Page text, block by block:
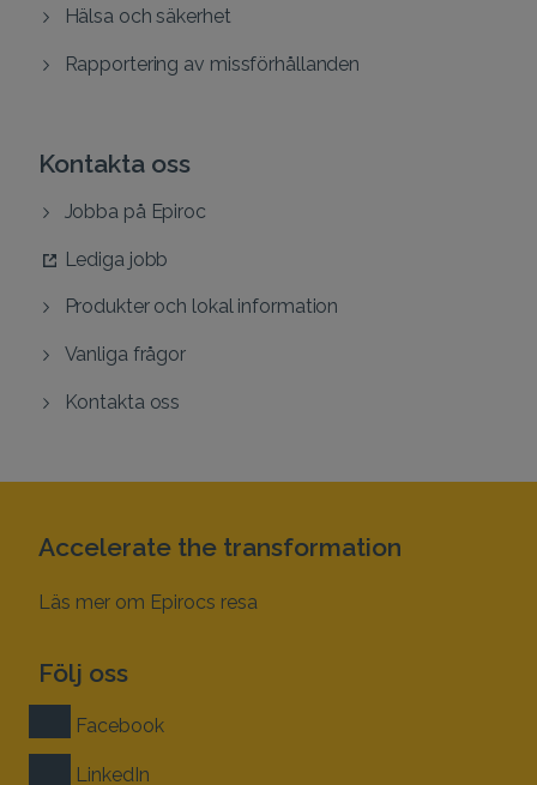
Hälsa och säkerhet
Rapportering av missförhållanden
Kontakta oss
Jobba på Epiroc
Lediga jobb
Produkter och lokal information
Vanliga frågor
Kontakta oss
Accelerate the transformation
Läs mer om Epirocs resa
Följ oss
Facebook
LinkedIn